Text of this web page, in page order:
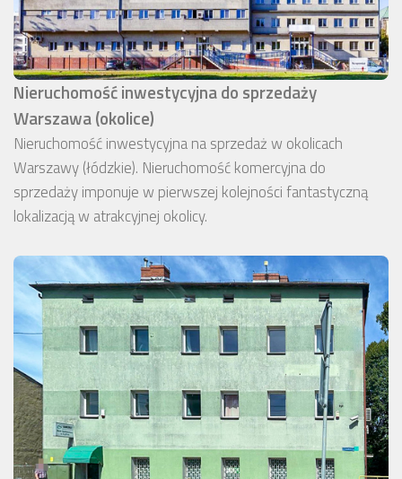
Nieruchomość inwestycyjna do sprzedaży
Warszawa (okolice)
Nieruchomość inwestycyjna na sprzedaż w okolicach
Warszawy (łódzkie). Nieruchomość komercyjna do
sprzedaży imponuje w pierwszej kolejności fantastyczną
lokalizacją w atrakcyjnej okolicy.